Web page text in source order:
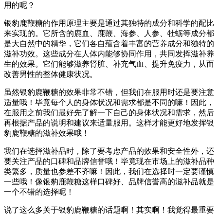
用的呢？
银豹鹿鞭糖的作用原理主要是通过其独特的成分和科学的配比
来实现的。它所含的鹿血、鹿鞭、海参、人参、牡蛎等成分都
是大自然中的精华，它们各自蕴含着丰富的营养成分和独特的
滋补功效。这些成分在人体内能够协同作用，共同发挥滋补养
生的效果。它们能够滋养肾脏、补充气血、提升免疫力，从而
改善男性的整体健康状况。
虽然银豹鹿鞭糖的效果非常不错，但我们在服用时还是要注意
适量哦！毕竟每个人的身体状况和需求都是不同的嘛！因此，
在服用之前我们最好先了解一下自己的身体状况和需求，然后
再根据产品的说明和建议来适量服用。这样才能更好地发挥银
豹鹿鞭糖的滋补效果哦！
我们在选择滋补品时，除了要考虑产品的效果和安全性外，还
要关注产品的口碑和品牌信誉哦！毕竟现在市场上的滋补品种
类繁多，质量也参差不齐嘛！因此，我们在选择时一定要谨慎
一些哦！像银豹鹿鞭糖这样口碑好、品牌信誉高的滋补品就是
一个不错的选择呢！
说了这么多关于银豹鹿鞭糖的话题啊！其实啊！我觉得最重要